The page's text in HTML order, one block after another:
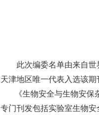
此次编委名单由来自世界
天津地区唯一代表入选该
《生物安全与生物安保杂
专门刊发包括实验室生物